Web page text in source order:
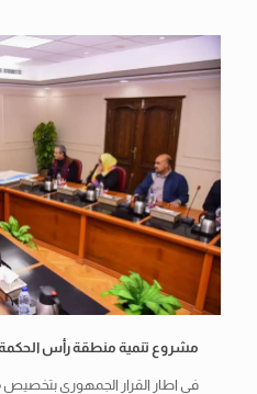
مشروع تنمية منطقة رأس
في اطار القرار الجمهوري